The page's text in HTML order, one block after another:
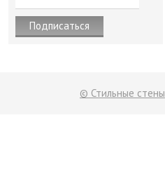
© Стильные стены